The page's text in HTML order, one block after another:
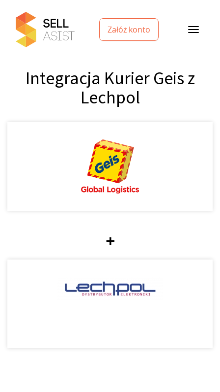
Załóż konto
Integracja Kurier Geis z
Lechpol
+